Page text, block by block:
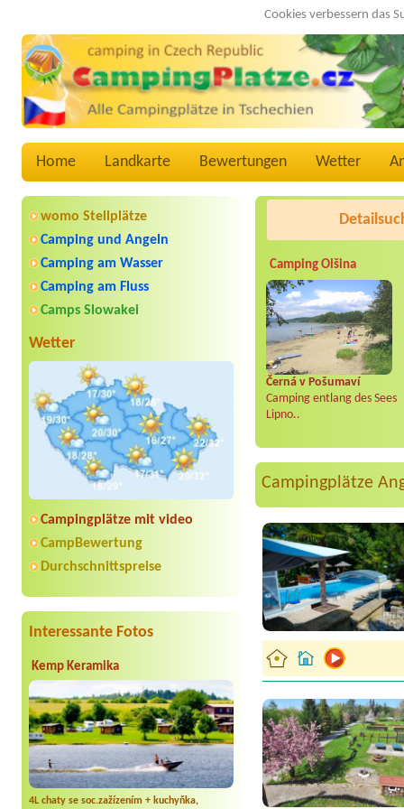
Cookies verbessern das
Home Landkarte Bewertungen Wetter
womo Stellplätze
Camping und Angeln
Camping am Wasser
Camping am Fluss
Camps Slowakei
Wetter
Campingplätze mit video
CampBewertung
Durchschnittspreise
Interessante Fotos
Kemp Keramika
4L chaty se soc.zažízením + kuchyňka,
Camping Olšina
Černá v Pošumaví
Camping entlang des Sees
Lipno..
Campingplätze